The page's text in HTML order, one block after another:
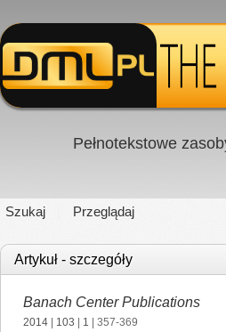
Pełnotekstowe
Szukaj Przeglądaj
Artykuł - szczegóły
Banach Center Publications
2014 103 1 | 357-369